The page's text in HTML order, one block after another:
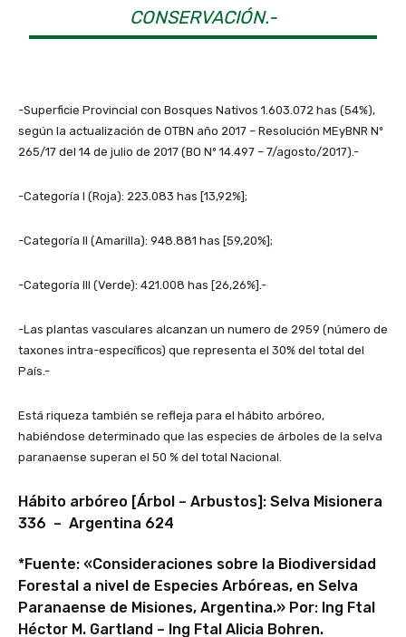
CONSERVACIÓN.-
-Superficie Provincial con Bosques Nativos 1.603.072 has (54%),
según la actualización de OTBN año 2017 – Resolución MEyBNR Nº
265/17 del 14 de julio de 2017 (BO Nº 14.497 – 7/agosto/2017).-
-Categoría I (Roja): 223.083 has [13,92%];
-Categoría II (Amarilla): 948.881 has [59,20%];
-Categoría III (Verde): 421.008 has [26,26%].-
-Las plantas vasculares alcanzan un numero de 2959 (número de
taxones intra-específicos) que representa el 30% del total del
País.-
Está riqueza también se refleja para el hábito arbóreo,
habiéndose determinado que las especies de árboles de la selva
paranaense superan el 50 % del total Nacional.
Hábito arbóreo [Árbol – Arbustos]: Selva Misionera
336 – Argentina 624
*Fuente: «Consideraciones sobre la Biodiversidad
Forestal a nivel de Especies Arbóreas, en Selva
Paranaense de Misiones, Argentina.» Por: Ing Ftal
Héctor M. Gartland – Ing Ftal Alicia Bohren.